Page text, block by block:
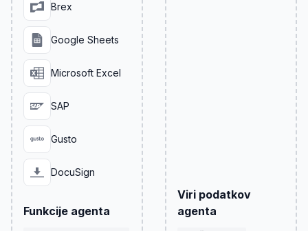
Brex
Google Sheets
Microsoft Excel
SAP
Gusto
DocuSign
Funkcije agenta
Viri podatkov
agenta